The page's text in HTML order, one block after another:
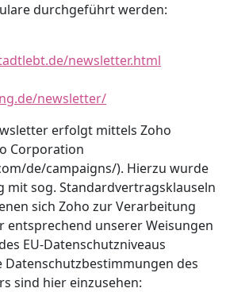
durchgeführt werden:
newsletter.html
newsletter/
erfolgt mittels Zoho
Corporation
de/campaigns/). Hierzu wurde
mit sog. Standardvertragsklauseln
sich Zoho zur Verarbeitung
entsprechend unserer Weisungen
EU-Datenschutzniveaus
des
sind hier einzusehen: